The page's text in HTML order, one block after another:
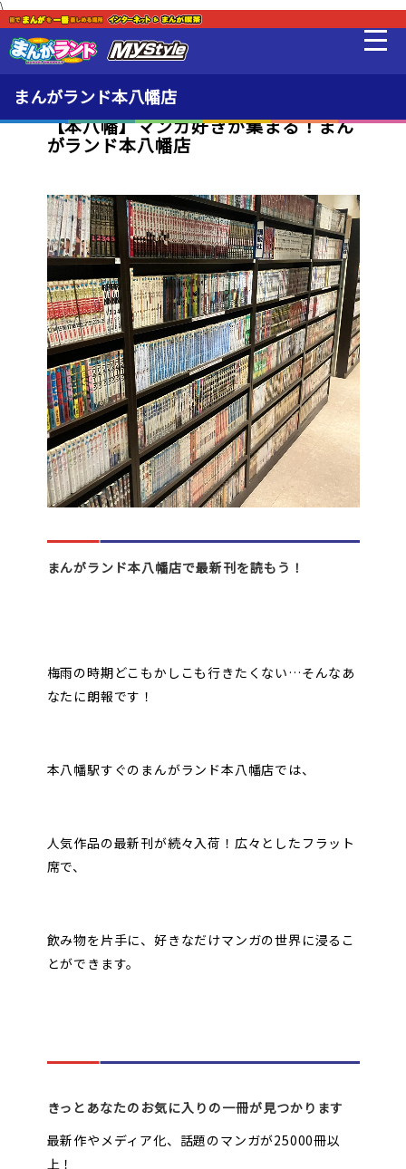
\
最新情報
料金・利用方法
冷食24
設備
販売品
貸出品
オンラインゲーム
映画/アニメ/電子書籍
まんがランド本八幡店
新着・オススメ情報
【本八幡】マンガ好きが集まる！まん
がランド本八幡店
まんがランド本八幡店で最新刊を読もう！
梅雨の時期どこもかしこも行きたくない…そんなあ
なたに朗報です！
本八幡駅すぐのまんがランド本八幡店では、
人気作品の最新刊が続々入荷！広々としたフラット
席で、
飲み物を片手に、好きなだけマンガの世界に浸るこ
とができます。
きっとあなたのお気に入りの一冊が見つかります
最新作やメディア化、話題のマンガが25000冊以
上！